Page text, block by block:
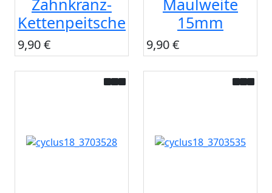
Zahnkranz-
Kettenpeitsche
9,90 €
Maulweite
15mm
9,90 €